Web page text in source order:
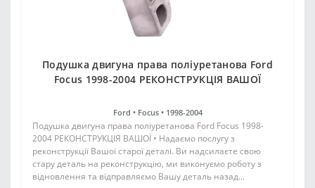
Подушка двигуна права поліуретанова Ford
Focus 1998-2004 РЕКОНСТРУКЦІЯ ВАШОЇ
Ford • Focus • 1998-2004
Подушка двигуна права поліуретанова Ford Focus 1998-
2004 РЕКОНСТРУКЦІЯ ВАШОЇ • Надаємо послугу з
реконструкції Вашої старої деталі. Ви надсилаєте свою
стару деталь на реконструкцію, ми виконуємо роботу з
відновлення та відправляємо Вашу деталь назад...